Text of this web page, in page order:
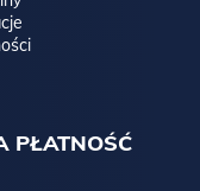
PŁATNOŚĆ